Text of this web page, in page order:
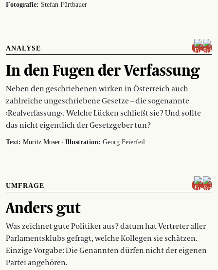
Fotografie: Stefan Fürtbauer
ANALYSE
In den Fugen der Verfassung
Neben den geschriebenen wirken in Österreich auch
zahlreiche ungeschriebene Gesetze – die sogenannte
›Realverfassung‹. Welche Lücken schließt sie? Und sollte
das nicht eigentlich der Gesetzgeber tun?
Text: Moritz Moser · Illustration: Georg Feierfeil
UMFRAGE
Anders gut
Was zeichnet gute Politiker aus? datum hat Vertreter aller
Parlamentsklubs gefragt, welche Kollegen sie schätzen.
Einzige Vorgabe: Die Genannten dürfen nicht der eigenen
Partei angehören.